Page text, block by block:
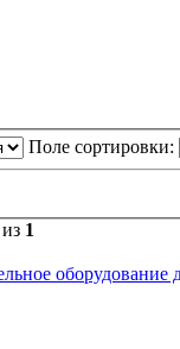
Поле сортировки:
из 1